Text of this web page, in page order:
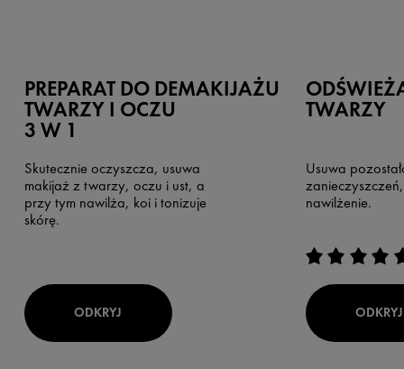
PREPARAT DO DEMAKIJAŻU
TWARZY I OCZU
3 W 1
Skutecznie oczyszcza, usuwa
makijaż z twarzy, oczu i ust, a
przy tym nawilża, koi i tonizuje
skórę.
ODKRYJ
TWARZY
Usuwa
nawilżenie.
ODKRYJ